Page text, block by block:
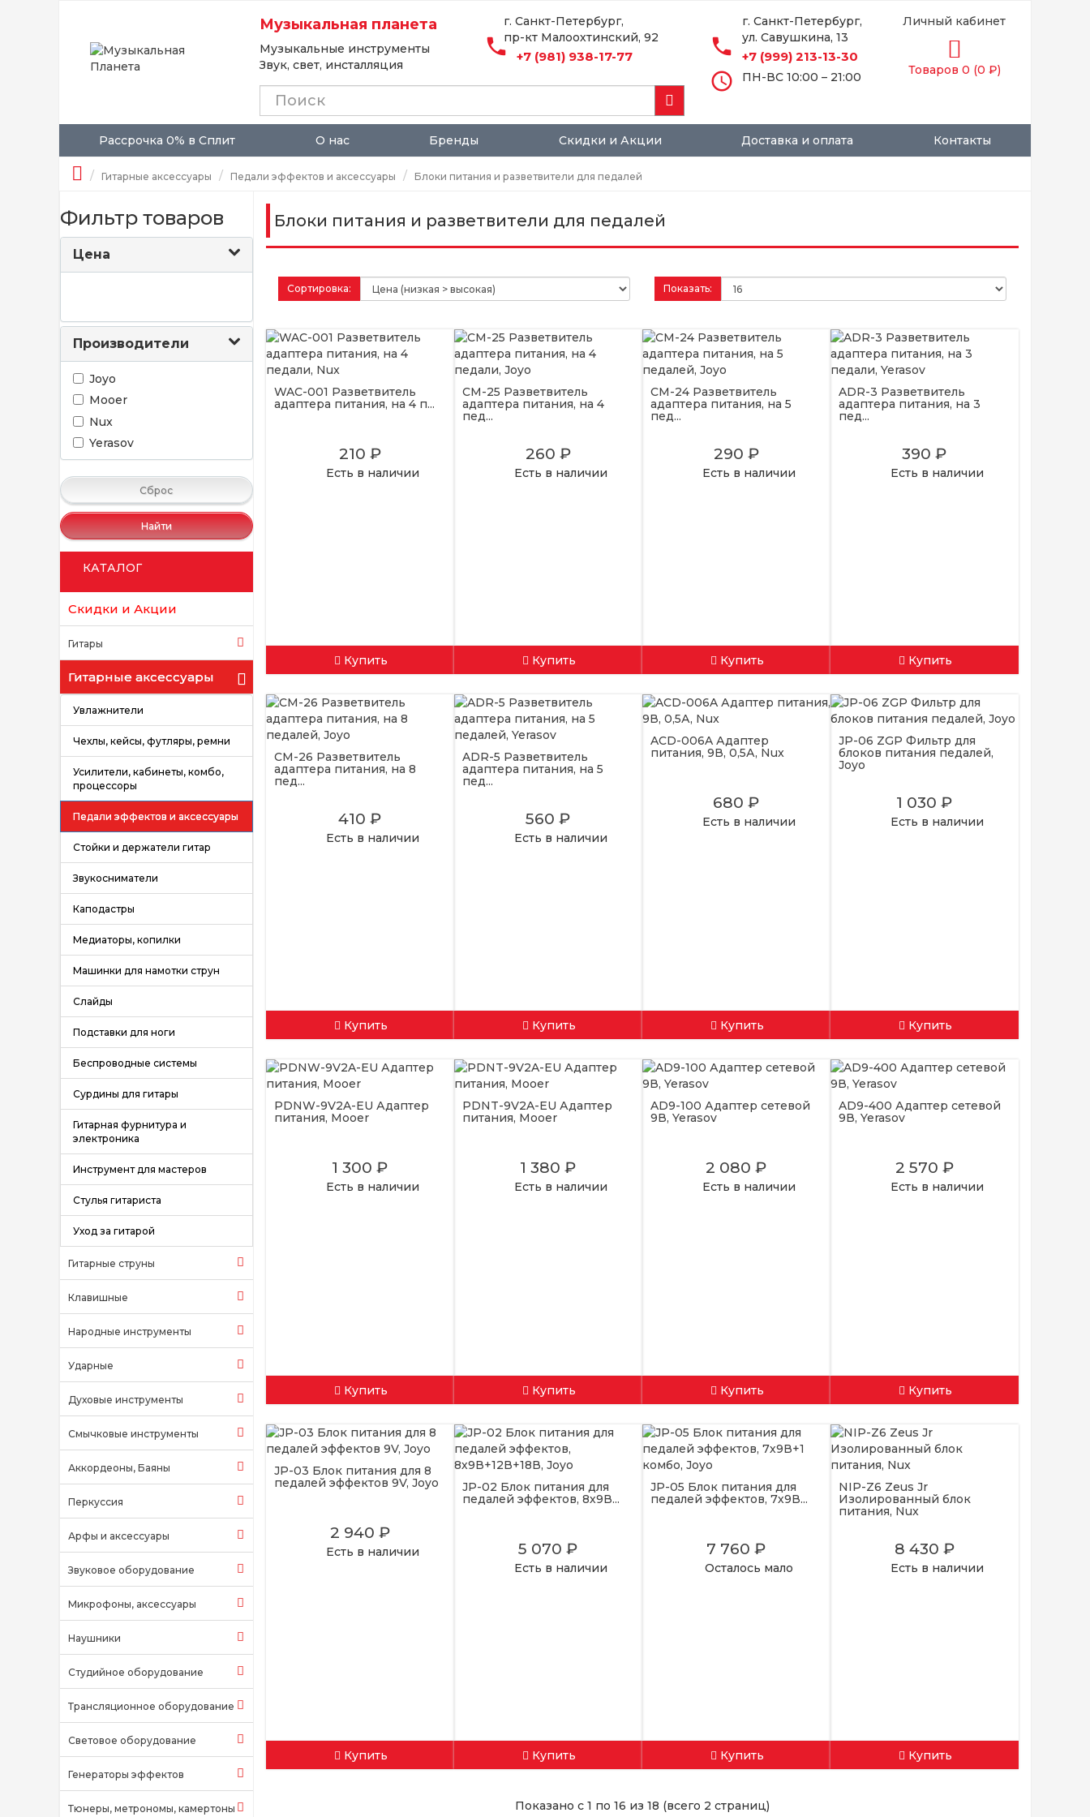
Музыкальная планета
Музыкальные инструменты
Звук, свет, инсталляция
г. Санкт-Петербург,
пр-кт Малоохтинский, 92
local_phone +7 (981) 938-17-77
г. Санкт-Петербург,
ул. Савушкина, 13
local_phone +7 (999) 213-13-30
access_time ПН-ВС 10:00 – 21:00
Личный кабинет
Товаров 0 (0 ₽)
Рассрочка 0% в Сплит О нас Бренды Скидки и Акции Доставка и оплата Контакты
Гитарные аксессуары Педали эффектов и аксессуары Блоки питания и разветвители для педалей
Фильтр товаров
Цена
Производители
Joyo
Mooer
Nux
Yerasov
Сброс
Найти
КАТАЛОГ
Скидки и Акции
Гитары
Гитарные аксессуары
Увлажнители
Чехлы, кейсы, футляры, ремни
Усилители, кабинеты, комбо,
процессоры
Педали эффектов и аксессуары
Стойки и держатели гитар
Звукосниматели
Каподастры
Медиаторы, копилки
Машинки для намотки струн
Слайды
Подставки для ноги
Беспроводные системы
Сурдины для гитары
Гитарная фурнитура и
электроника
Инструмент для мастеров
Стулья гитариста
Уход за гитарой
Гитарные струны
Клавишные
Народные инструменты
Ударные
Духовые инструменты
Смычковые инструменты
Аккордеоны, Баяны
Перкуссия
Арфы и аксессуары
Звуковое оборудование
Микрофоны, аксессуары
Наушники
Студийное оборудование
Трансляционное оборудование
Световое оборудование
Генераторы эффектов
Тюнеры, метрономы, камертоны
Блоки питания и разветвители для педалей
Сортировка: Показать:
WAC-001 Разветвитель
адаптера питания, на 4 п...
210 ₽
Есть в наличии
Купить
CM-25 Разветвитель
адаптера питания, на 4
пед...
260 ₽
Есть в наличии
Купить
CM-24 Разветвитель
адаптера питания, на 5
пед...
290 ₽
Есть в наличии
Купить
ADR-3 Разветвитель
адаптера питания, на 3
пед...
390 ₽
Есть в наличии
Купить
CM-26 Разветвитель
адаптера питания, на 8
пед...
410 ₽
Есть в наличии
Купить
ADR-5 Разветвитель
адаптера питания, на 5
пед...
560 ₽
Есть в наличии
Купить
ACD-006A Адаптер
питания, 9В, 0,5А, Nux
680 ₽
Есть в наличии
Купить
JP-06 ZGP Фильтр для
блоков питания педалей,
Joyo
1 030 ₽
Есть в наличии
Купить
PDNW-9V2A-EU Адаптер
питания, Mooer
1 300 ₽
Есть в наличии
Купить
PDNT-9V2A-EU Адаптер
питания, Mooer
1 380 ₽
Есть в наличии
Купить
AD9-100 Адаптер сетевой
9В, Yerasov
2 080 ₽
Есть в наличии
Купить
AD9-400 Адаптер сетевой
9В, Yerasov
2 570 ₽
Есть в наличии
Купить
JP-03 Блок питания для 8
педалей эффектов 9V, Joyo
2 940 ₽
Есть в наличии
Купить
JP-02 Блок питания для
педалей эффектов, 8х9В...
5 070 ₽
Есть в наличии
Купить
JP-05 Блок питания для
педалей эффектов, 7х9В...
7 760 ₽
Осталось мало
Купить
NIP-Z6 Zeus Jr
Изолированный блок
питания, Nux
8 430 ₽
Есть в наличии
Купить
Показано с 1 по 16 из 18 (всего 2 страниц)